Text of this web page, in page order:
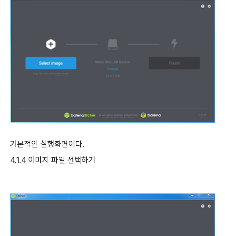
기본적인 실행화면이다.
4.1.4 이미지 파일 선택하기